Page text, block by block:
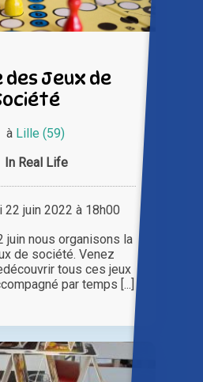
des Jeux de
à Lille (59)
In Real Life
juin 2022 à 18h00
juin nous organisons la
de société. Venez
tous ces jeux
par temps [...]